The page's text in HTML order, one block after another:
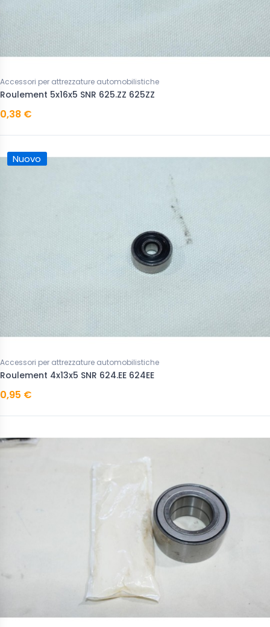
Accessori per attrezzature automobilistiche
Roulement 5x16x5 SNR 625.ZZ 625ZZ
0,38 €
Nuovo
Accessori per attrezzature automobilistiche
Roulement 4x13x5 SNR 624.EE 624EE
0,95 €